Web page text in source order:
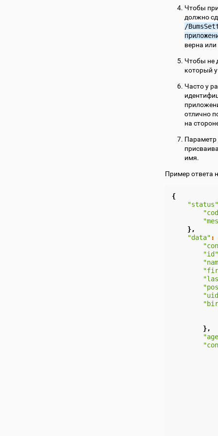
Чтобы
должно
/
верна
Чтобы не
который
Часто у
отлично
на
Параметр
имя.
Пример ответа
{
"status"
},
"data" :
"id"
},